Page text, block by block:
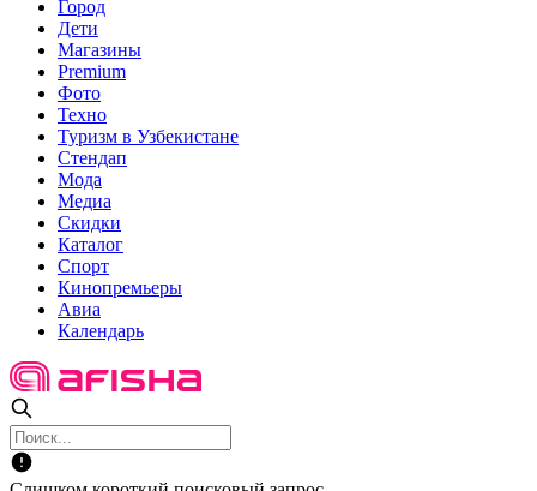
Город
Дети
Магазины
Premium
Фото
Техно
Туризм в Узбекистане
Стендап
Мода
Медиа
Скидки
Каталог
Спорт
Кинопремьеры
Авиа
Календарь